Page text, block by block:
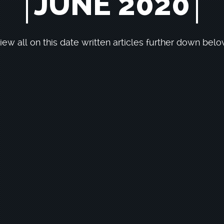
all on this date written articles further down